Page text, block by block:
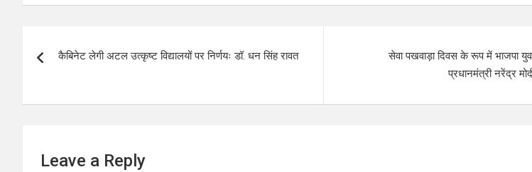
navigation
कैबिनेट लेगी अटल उत्कृष्ट विद्यालयों पर निर्णयः डॉ. धन सिंह रावत
सेवा पखवाड़ा दिवस के रूप में भाजपा युवा
प्रधानमंत्री नरेंद्र
Leave a Reply